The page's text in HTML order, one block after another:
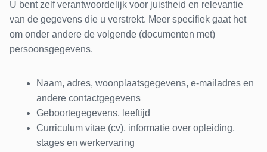
U bent zelf verantwoordelijk voor juistheid en relevantie
van de gegevens die u verstrekt. Meer specifiek gaat het
om onder andere de volgende (documenten met)
persoonsgegevens.
Naam, adres, woonplaatsgegevens, e-mailadres en
andere contactgegevens
Geboortegegevens, leeftijd
Curriculum vitae (cv), informatie over opleiding,
stages en werkervaring